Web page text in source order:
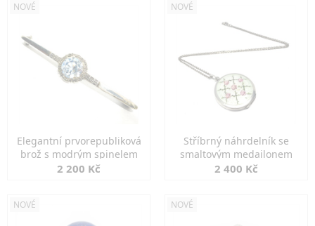
NOVÉ
Elegantní prvorepubliková
brož s modrým spinelem
2 200 Kč
NOVÉ
Stříbrný náhrdelník se
smaltovým medailonem
2 400 Kč
NOVÉ NOVÉ